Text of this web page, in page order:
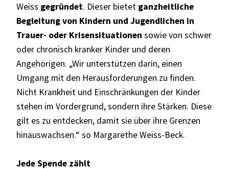
Weiss gegründet. Dieser bietet ganzheitliche
Begleitung von Kindern und Jugendlichen in
Trauer- oder Krisensituationen sowie von schwer
oder chronisch kranker Kinder und deren
Angehörigen. „Wir unterstützen darin, einen
Umgang mit den Herausforderungen zu finden.
Nicht Krankheit und Einschränkungen der Kinder
stehen im Vordergrund, sondern ihre Stärken. Diese
gilt es zu entdecken, damit sie über ihre Grenzen
hinauswachsen.“ so Margarethe Weiss-Beck.
Jede Spende zählt